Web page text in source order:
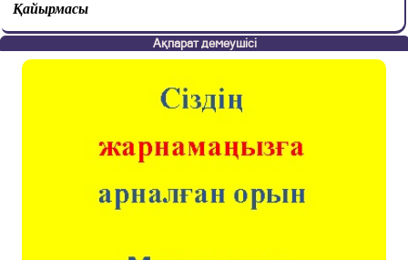
Қайырмасы
Ақпарат демеушісі